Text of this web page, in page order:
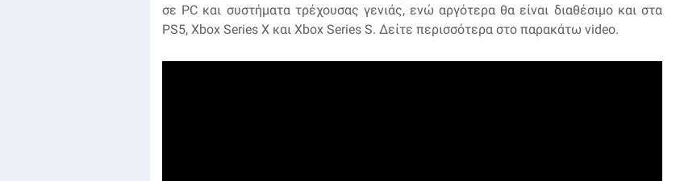
σε PC και συστήματα τρέχουσας γενιάς, ενώ αργότερα θα είναι διαθέσιμο και στα
PS5, Xbox Series X και Xbox Series S. Δείτε περισσότερα στο παρακάτω video.